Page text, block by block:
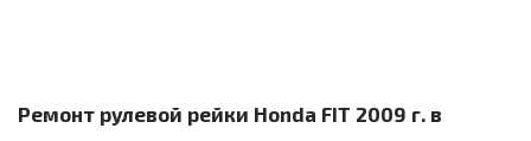
Ремонт рулевой рейки Honda FIT 2009 г. в